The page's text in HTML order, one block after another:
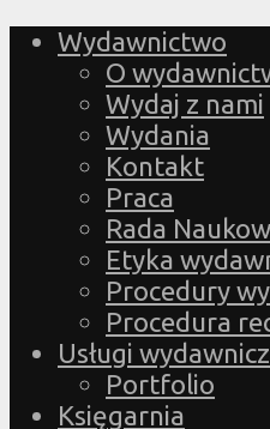
Wydawnictwo
O
Wydaj z nami
Wydania
Kontakt
Praca
Rada
Etyka
Procedury
Procedura
Usługi
Portfolio
Księgarnia